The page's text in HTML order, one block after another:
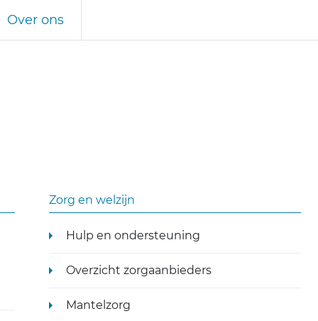
Over ons
Zorg en welzijn
Hulp en ondersteuning
Overzicht zorgaanbieders
Mantelzorg